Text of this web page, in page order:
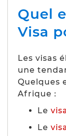
Quel
Visa
Les visas
une
Quelques
Afrique :
Le
Le